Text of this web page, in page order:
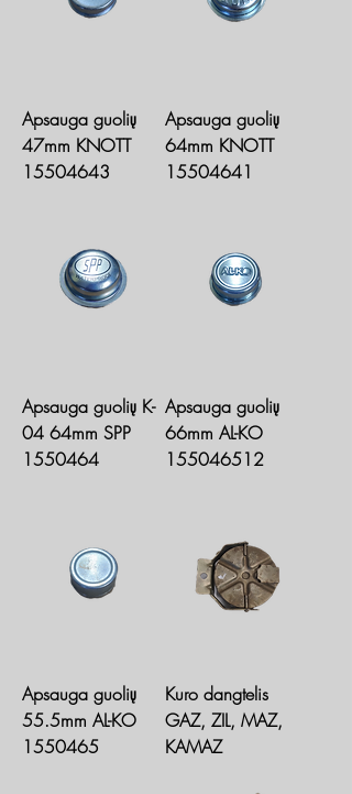
Apsauga guolių
47mm KNOTT
15504643
Apsauga guolių
64mm KNOTT
15504641
Apsauga guolių K-
04 64mm SPP
1550464
Apsauga guolių
66mm AL-KO
155046512
Apsauga guolių
55.5mm AL-KO
1550465
Kuro dangtelis
GAZ, ZIL, MAZ,
KAMAZ